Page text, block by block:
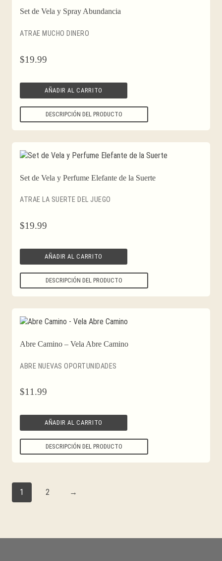
Set de Vela y Spray Abundancia
ATRAE MUCHO DINERO
$19.99
AÑADIR AL CARRITO
DESCRIPCIÓN DEL PRODUCTO
Set de Vela y Perfume Elefante de la Suerte
ATRAE LA SUERTE DEL JUEGO
$19.99
AÑADIR AL CARRITO
DESCRIPCIÓN DEL PRODUCTO
Abre Camino – Vela Abre Camino
ABRE NUEVAS OPORTUNIDADES
$11.99
AÑADIR AL CARRITO
DESCRIPCIÓN DEL PRODUCTO
1 2 →